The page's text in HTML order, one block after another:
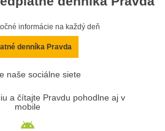
informácie na každý deň
denníka Pravda
naše sociálne siete
a čítajte Pravdu pohodlne aj v
mobile